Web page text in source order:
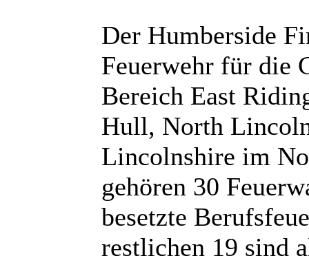
Der Humberside
Feuerwehr für die
Bereich East
Hull, North
Lincolnshire im
gehören 30
besetzte
restlichen 19 sind